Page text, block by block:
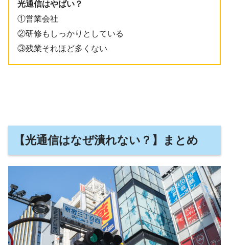
光通信はやばい？
①営業会社
②研修もしっかりとしている
③残業それほど多くない
【光通信はなぜ潰れない？】まとめ